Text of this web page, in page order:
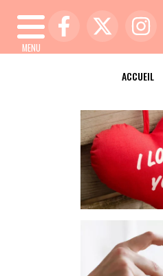
MENU
ACCUEIL